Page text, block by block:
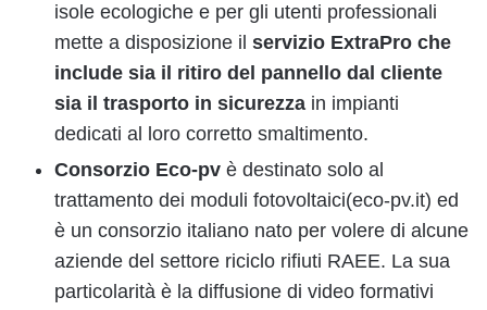
isole ecologiche e per gli utenti professionali
mette a disposizione il servizio ExtraPro che
include sia il ritiro del pannello dal cliente
sia il trasporto in sicurezza in impianti
dedicati al loro corretto smaltimento.
Consorzio Eco-pv è destinato solo al
trattamento dei moduli fotovoltaici(eco-pv.it) ed
è un consorzio italiano nato per volere di alcune
aziende del settore riciclo rifiuti RAEE. La sua
particolarità è la diffusione di video formativi